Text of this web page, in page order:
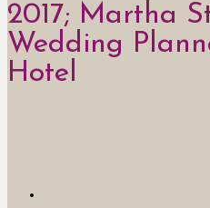
2017; Martha
Wedding
Hotel